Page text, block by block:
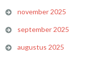
november 2025
september 2025
augustus 2025